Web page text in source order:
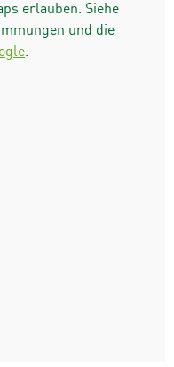
erlauben. Siehe
und die
.